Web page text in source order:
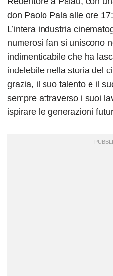
don Paolo Pala alle ore
L’intera industria
numerosi fan si uniscono
indimenticabile che ha
indelebile nella storia del
grazia, il suo talento e il
sempre attraverso i suoi
ispirare le generazioni